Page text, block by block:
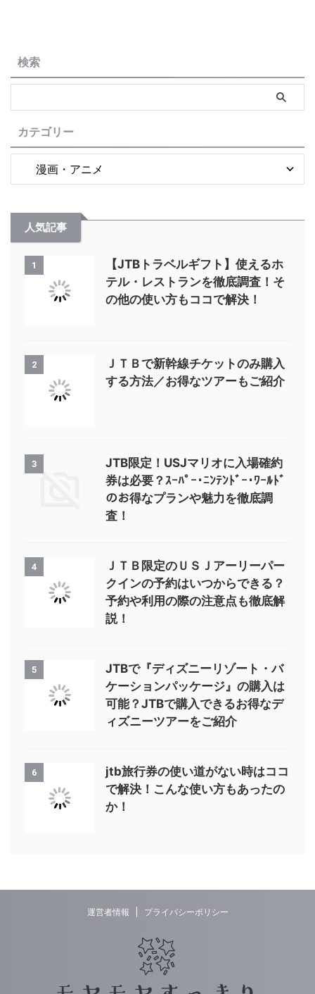
検索
カテゴリー
人気記事
1
【JTBトラベルギフト】使えるホ
テル・レストランを徹底調査！そ
の他の使い方もココで解決！
2
ＪＴＢで新幹線チケットのみ購入
する方法／お得なツアーもご紹介
3
JTB限定！USJマリオに入場確約
券は必要？ｽｰﾊﾟｰ･ﾆﾝﾃﾝﾄﾞｰ･ﾜｰﾙﾄﾞ
のお得なプランや魅力を徹底調
査！
4
ＪＴＢ限定のＵＳＪアーリーパー
クインの予約はいつからできる？
予約や利用の際の注意点も徹底解
説！
5
JTBで『ディズニーリゾート・バ
ケーションパッケージ』の購入は
可能？JTBで購入できるお得なデ
ィズニーツアーをご紹介
6
jtb旅行券の使い道がない時はココ
で解決！こんな使い方もあったの
か！
運営者情報 プライバシーポリシー